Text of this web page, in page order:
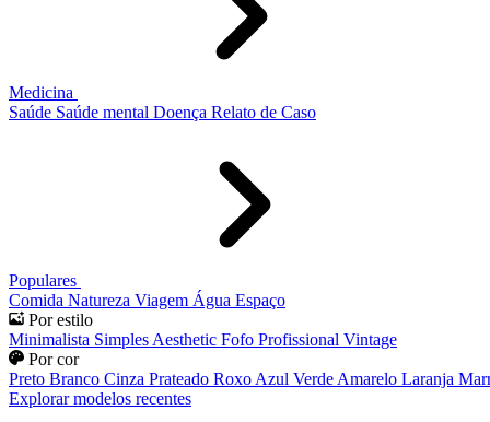
Medicina
Saúde Saúde mental Doença Relato de Caso
Populares
Comida Natureza Viagem Água Espaço
Por estilo
Minimalista Simples Aesthetic Fofo Profissional Vintage
Por cor
Preto Branco Cinza Prateado Roxo Azul Verde Amarelo Laranja
Explorar modelos recentes